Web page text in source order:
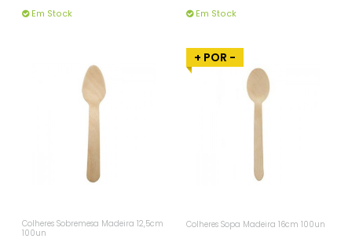
Em Stock Em Stock
Colheres Sobremesa Madeira 12,5cm
100un
+ POR -
Colheres Sopa Madeira 16cm 100un